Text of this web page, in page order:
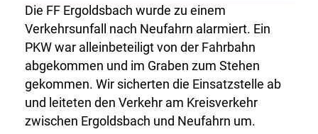
Die FF Ergoldsbach wurde zu einem
Verkehrsunfall nach Neufahrn alarmiert. Ein
PKW war alleinbeteiligt von der Fahrbahn
abgekommen und im Graben zum Stehen
gekommen. Wir sicherten die Einsatzstelle ab
und leiteten den Verkehr am Kreisverkehr
zwischen Ergoldsbach und Neufahrn um.